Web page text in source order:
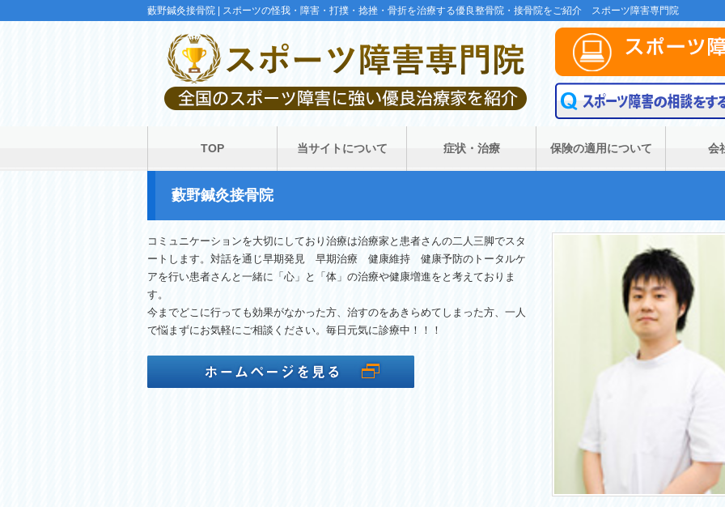
藪野鍼灸接骨院 | スポーツの怪我・障害・打撲・捻挫・骨折を治療する優良整骨院・接骨院をご紹介 スポーツ障害専門院
TOP 当サイトについて 症状・治療 保険の適用について 会
藪野鍼灸接骨院
コミュニケーションを大切にしており治療は治療家と患者さんの二人三脚でスタ
ートします。対話を通じ早期発見 早期治療 健康維持 健康予防のトータルケ
アを行い患者さんと一緒に「心」と「体」の治療や健康増進をと考えておりま
す。
今までどこに行っても効果がなかった方、治すのをあきらめてしまった方、一人
で悩まずにお気軽にご相談ください。毎日元気に診療中！！！